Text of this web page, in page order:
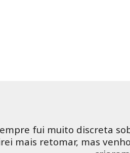
fui muito discreta
mais retomar, mas